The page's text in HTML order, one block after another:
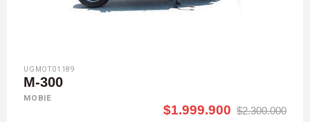
UGMOT01189
M-300
MOBIE
$1.999.900 $2.300.000